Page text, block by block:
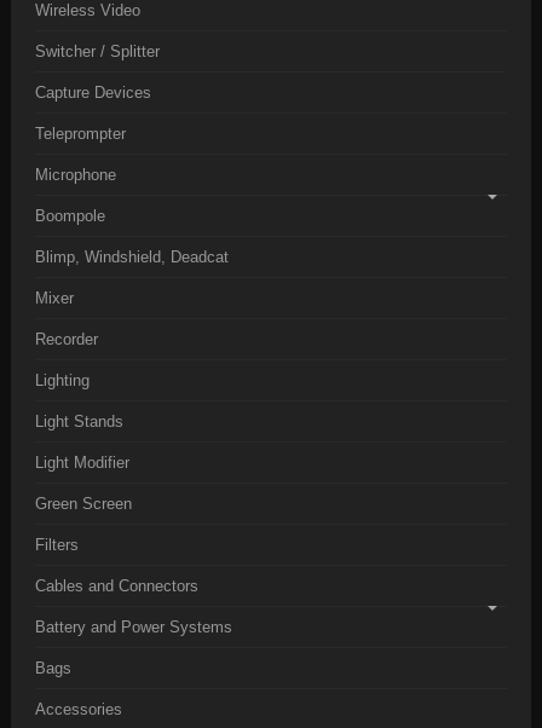
Wireless Video
Switcher / Splitter
Capture Devices
Teleprompter
Microphone
Boompole
Blimp, Windshield, Deadcat
Mixer
Recorder
Lighting
Light Stands
Light Modifier
Green Screen
Filters
Cables and Connectors
Battery and Power Systems
Bags
Accessories